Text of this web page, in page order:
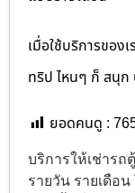
เมื่อใช้บริการของเ
ทริป ไหนๆ ก็ สนุก
ยอดคนดู :
บริการให้เช่าร
รายวัน รายเดือ